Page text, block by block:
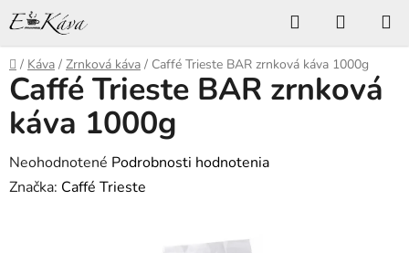
Prejsť
na
obsah
Hľadať
KOŠÍK
Domov
/ Káva / Zrnková káva / Caffé Trieste BAR zrnková káva 1000g
Caffé Trieste BAR zrnková
káva 1000g
Priemerné
hodnotenie
Neohodnotené Podrobnosti hodnotenia
Značka: Caffé Trieste